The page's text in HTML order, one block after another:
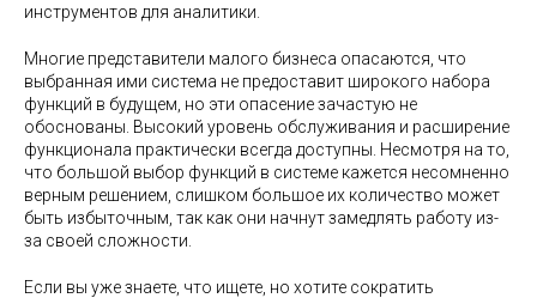
инструментов для аналитики.
Многие представители малого бизнеса опасаются, что
выбранная ими система не предоставит широкого набора
функций в будущем, но эти опасение зачастую не
обоснованы. Высокий уровень обслуживания и расширение
функционала практически всегда доступны. Несмотря на то,
что большой выбор функций в системе кажется несомненно
верным решением, слишком большое их количество может
быть избыточным, так как они начнут замедлять работу из-
за своей сложности.
Если вы уже знаете, что ищете, но хотите сократить